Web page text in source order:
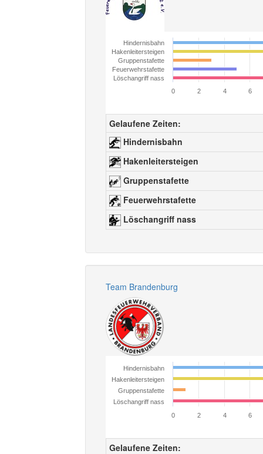
Hindernisbahn
Hakenleitersteigen
Gruppenstafette
Feuerwehrstafette
Löschangriff nass
0
2 4 6
Gelaufene Zeiten:
Hindernisbahn
Hakenleitersteigen
Gruppenstafette
Feuerwehrstafette
Löschangriff nass
Team Brandenburg
Hindernisbahn
Hakenleitersteigen
Gruppenstafette
Löschangriff nass
0
2 4 6
Gelaufene Zeiten: